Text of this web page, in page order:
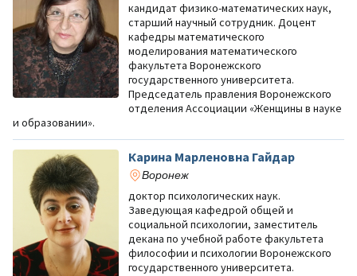
кандидат физико-математических наук,
старший научный сотрудник. Доцент
кафедры математического
моделирования математического
факультета Воронежского
государственного университета.
Председатель правления Воронежского
отделения Ассоциации «Женщины в науке
и образовании».
Карина Марленовна Гайдар
Воронеж
доктор психологических наук.
Заведующая кафедрой общей и
социальной психологии, заместитель
декана по учебной работе факультета
философии и психологии Воронежского
государственного университета.